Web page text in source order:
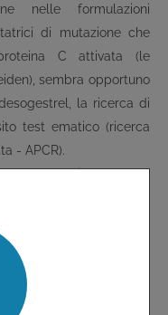
nelle formulazioni
di mutazione che
C attivata (le
sembra opportuno
la ricerca di
test ematico (ricerca
- APCR).
aperto il problema
tipo di contraccettivo,
abbia qualche effetto